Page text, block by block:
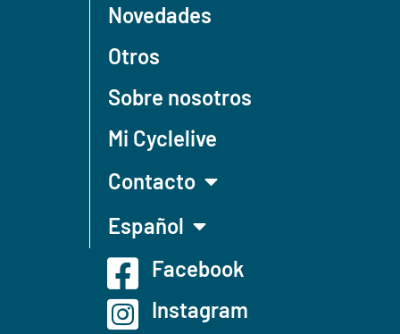
Novedades
Otros
Sobre nosotros
Mi Cyclelive
Contacto
Español
Facebook
Instagram